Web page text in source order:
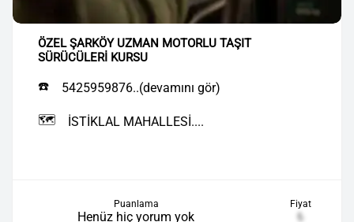
ÖZEL ŞARKÖY UZMAN MOTORLU TAŞIT
SÜRÜCÜLERİ KURSU
☎️ 5425959876..(devamını gör)
🗺️ İSTİKLAL MAHALLESİ....
Puanlama
Henüz hiç yorum yok
Fiyat
₺